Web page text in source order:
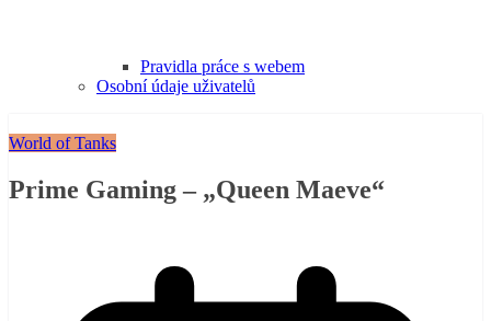
Pravidla práce s webem
Osobní údaje uživatelů
World of Tanks
Prime Gaming – „Queen Maeve“